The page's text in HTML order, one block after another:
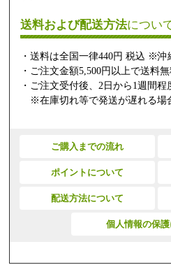
送料および配送方法につい
・送料は全国一律440円 税込 ※沖
・ご注文金額5,500円以上で送料
・ご注文受付後、2日から1週間程
※在庫切れ等で発送が遅れる場
ご購入までの流れ
ポイントについて
配送方法について
個人情報の保